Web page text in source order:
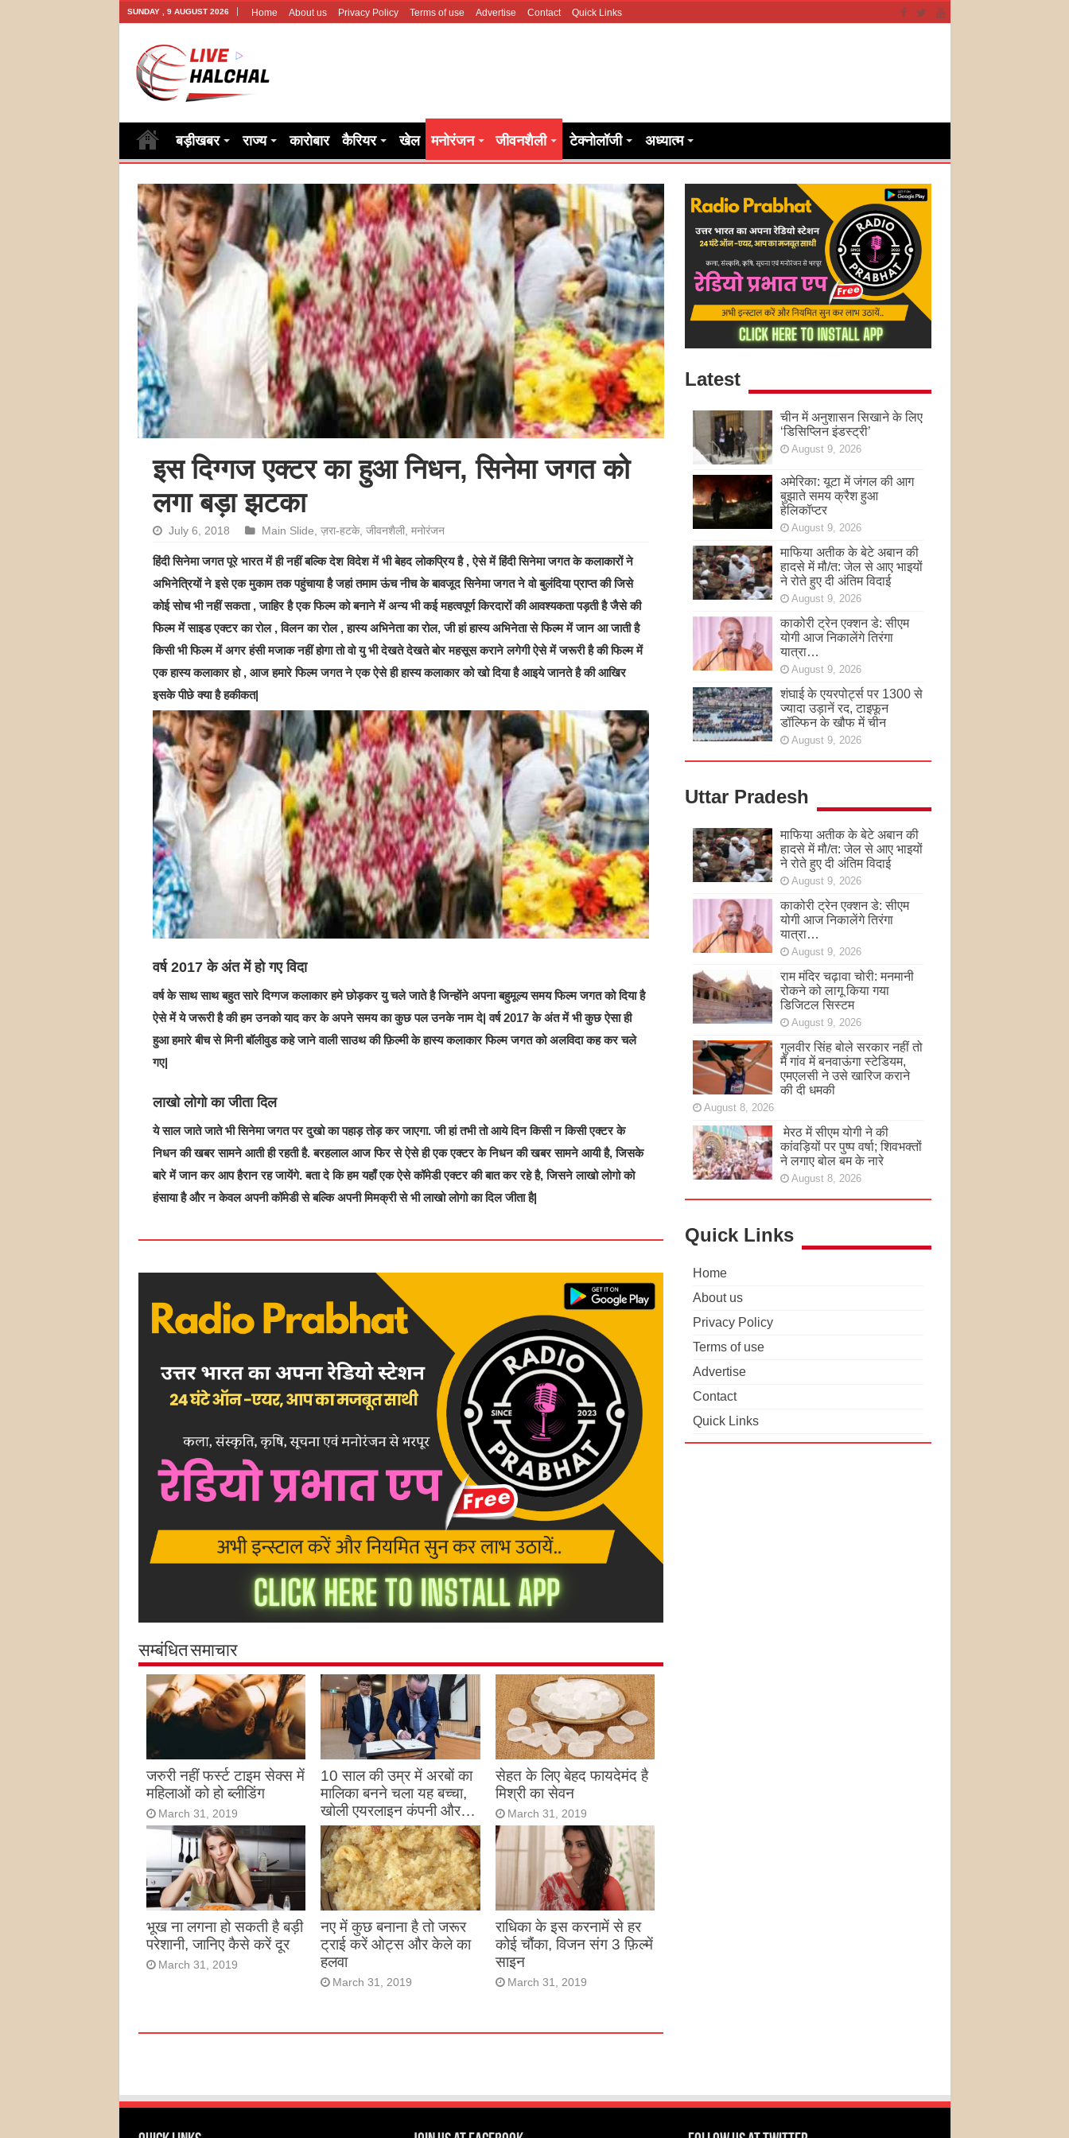
SUNDAY , 9 AUGUST 2026 Home About us Privacy Policy Terms of use Advertise Contact Quick Links
बड़ीखबर राज्य कारोबार कैरियर खेल मनोरंजन जीवनशैली टेक्नोलॉजी अध्यात्म
इस दिग्गज एक्टर का हुआ निधन, सिनेमा जगत को
लगा बड़ा झटका
July 6, 2018 Main Slide ज़रा-हटके, जीवनशैली, मनोरंजन
हिंदी सिनेमा जगत पूरे भारत में ही नहीं बल्कि देश विदेश में भी बेहद लोकप्रिय है , ऐसे में हिंदी सिनेमा जगत के कलाकारों ने
अभिनेत्रियों ने इसे एक मुकाम तक पहुंचाया है जहां तमाम ऊंच नीच के बावजूद सिनेमा जगत ने वो बुलंदिया प्राप्त की जिसे
कोई सोच भी नहीं सकता , जाहिर है एक फिल्म को बनाने में अन्य भी कई महत्वपूर्ण किरदारों की आवश्यकता पड़ती है जैसे की
फिल्म में साइड एक्टर का रोल , विलन का रोल , हास्य अभिनेता का रोल, जी हां हास्य अभिनेता से फिल्म में जान आ जाती है
किसी भी फिल्म में अगर हंसी मजाक नहीं होगा तो वो यु भी देखते देखते बोर महसूस कराने लगेगी ऐसे में जरूरी है की फिल्म में
एक हास्य कलाकार हो , आज हमारे फिल्म जगत ने एक ऐसे ही हास्य कलाकार को खो दिया है आइये जानते है की आखिर
इसके पीछे क्या है हकीकत|
वर्ष 2017 के अंत में हो गए विदा
वर्ष के साथ साथ बहुत सारे दिग्गज कलाकार हमे छोड़कर यु चले जाते है जिन्होंने अपना बहुमूल्य समय फिल्म जगत को दिया है
ऐसे में ये जरूरी है की हम उनको याद कर के अपने समय का कुछ पल उनके नाम दे| वर्ष 2017 के अंत में भी कुछ ऐसा ही
हुआ हमारे बीच से मिनी बॉलीवुड कहे जाने वाली साउथ की फ़िल्मी के हास्य कलाकार फिल्म जगत को अलविदा कह कर चले
गए|
लाखो लोगो का जीता दिल
ये साल जाते जाते भी सिनेमा जगत पर दुखो का पहाड़ तोड़ कर जाएगा. जी हां तभी तो आये दिन किसी न किसी एक्टर के
निधन की खबर सामने आती ही रहती है. बरहलाल आज फिर से ऐसे ही एक एक्टर के निधन की खबर सामने आयी है, जिसके
बारे में जान कर आप हैरान रह जायेंगे. बता दे कि हम यहाँ एक ऐसे कॉमेडी एक्टर की बात कर रहे है, जिसने लाखो लोगो को
हंसाया है और न केवल अपनी कॉमेडी से बल्कि अपनी मिमक्री से भी लाखो लोगो का दिल जीता है|
सम्बंधित समाचार
जरुरी नहीं फर्स्ट टाइम सेक्स में
महिलाओं को हो ब्लीडिंग
March 31, 2019
10 साल की उम्र में अरबों का
मालिका बनने चला यह बच्चा,
खोली एयरलाइन कंपनी और…
March 31, 2019
सेहत के लिए बेहद फायदेमंद है
मिश्री का सेवन
March 31, 2019
भूख ना लगना हो सकती है बड़ी
परेशानी, जानिए कैसे करें दूर
March 31, 2019
नए में कुछ बनाना है तो जरूर
ट्राई करें ओट्स और केले का
हलवा
March 31, 2019
राधिका के इस करनामें से हर
कोई चौंका, विजन संग 3 फ़िल्में
साइन
March 31, 2019
Latest
चीन में अनुशासन सिखाने के लिए
‘डिसिप्लिन इंडस्ट्री’
August 9, 2026
अमेरिका: यूटा में जंगल की आग
बुझाते समय क्रैश हुआ
हेलिकॉप्टर
August 9, 2026
माफिया अतीक के बेटे अबान की
हादसे में मौ/त: जेल से आए भाइयों
ने रोते हुए दी अंतिम विदाई
August 9, 2026
काकोरी ट्रेन एक्शन डे: सीएम
योगी आज निकालेंगे तिरंगा
यात्रा…
August 9, 2026
शंघाई के एयरपोर्ट्स पर 1300 से
ज्यादा उड़ानें रद, टाइफून
डॉल्फिन के खौफ में चीन
August 9, 2026
Uttar Pradesh
माफिया अतीक के बेटे अबान की
हादसे में मौ/त: जेल से आए भाइयों
ने रोते हुए दी अंतिम विदाई
August 9, 2026
काकोरी ट्रेन एक्शन डे: सीएम
योगी आज निकालेंगे तिरंगा
यात्रा…
August 9, 2026
राम मंदिर चढ़ावा चोरी: मनमानी
रोकने को लागू किया गया
डिजिटल सिस्टम
August 9, 2026
गुलवीर सिंह बोले सरकार नहीं तो
मैं गांव में बनवाऊंगा स्टेडियम,
एमएलसी ने उसे खारिज कराने
की दी धमकी
August 8, 2026
मेरठ में सीएम योगी ने की
कांवड़ियों पर पुष्प वर्षा; शिवभक्तों
ने लगाए बोल बम के नारे
August 8, 2026
Quick Links
Home
About us
Privacy Policy
Terms of use
Advertise
Contact
Quick Links